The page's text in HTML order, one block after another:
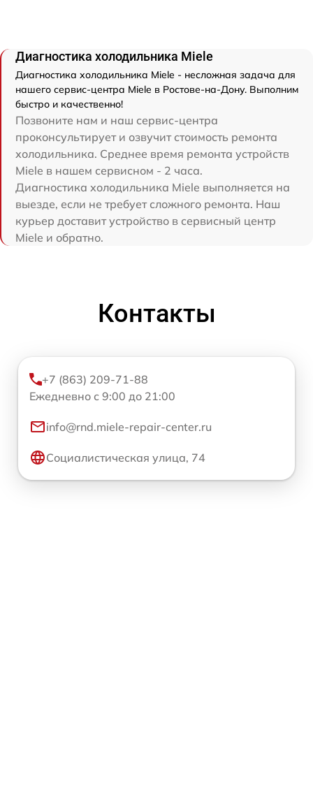
Диагностика холодильника Miele
Диагностика холодильника Miele - несложная задача для
нашего сервис-центра Miele в Ростове-на-Дону. Выполним
быстро и качественно!
Позвоните нам и наш сервис-центра
проконсультирует и озвучит стоимость ремонта
холодильника. Среднее время ремонта устройств
Miele в нашем сервисном - 2 часа.
Диагностика холодильника Miele выполняется на
выезде, если не требует сложного ремонта. Наш
курьер доставит устройство в сервисный центр
Miele и обратно.
Контакты
+7 (863) 209-71-88
Ежедневно с 9:00 до 21:00
info@rnd.miele-repair-center.ru
Социалистическая улица, 74